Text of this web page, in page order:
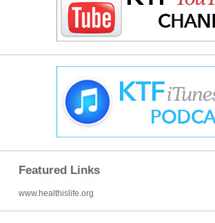
Featured Links
www.healthislife.org